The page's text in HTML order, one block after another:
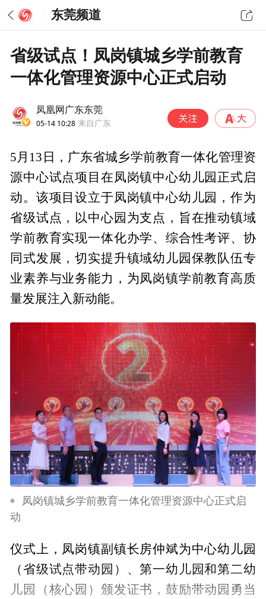
东莞频道
省级试点！凤岗镇城乡学前教育
一体化管理资源中心正式启动
凤凰网广东东莞
05-14 10:28 来自广东
5月13日，广东省城乡学前教育一体化管理资
源中心试点项目在凤岗镇中心幼儿园正式启
动。该项目设立于凤岗镇中心幼儿园，作为
省级试点，以中心园为支点，旨在推动镇域
学前教育实现一体化办学、综合性考评、协
同式发展，切实提升镇域幼儿园保教队伍专
业素养与业务能力，为凤岗镇学前教育高质
量发展注入新动能。
凤岗镇城乡学前教育一体化管理资源中心正式启
动
仪式上，凤岗镇副镇长房仲斌为中心幼儿园
（省级试点带动园）、第一幼儿园和第二幼
儿园（核心园）颁发证书，鼓励带动园勇当